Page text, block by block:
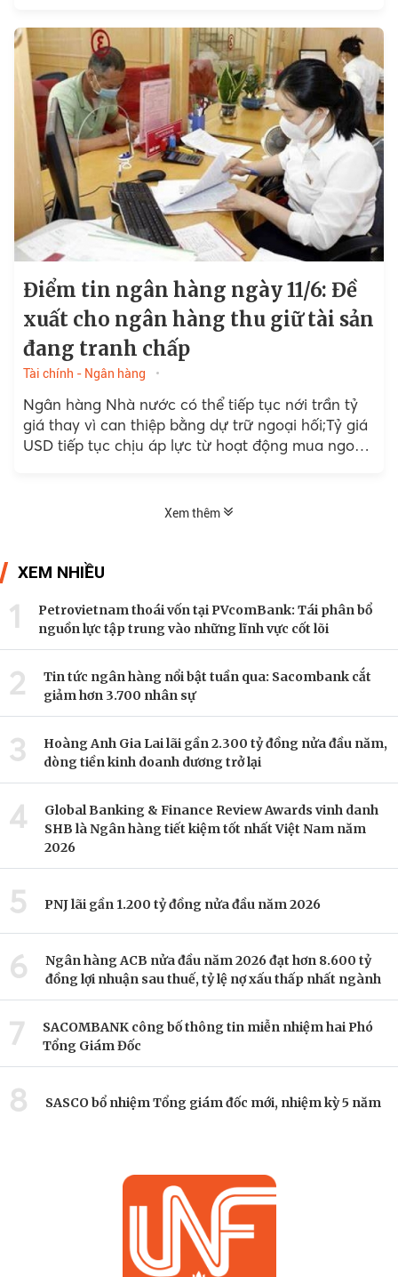
Điểm tin ngân hàng ngày 11/6: Đề
xuất cho ngân hàng thu giữ tài sản
đang tranh chấp
Tài chính - Ngân hàng
Ngân hàng Nhà nước có thể tiếp tục nới trần tỷ
giá thay vì can thiệp bằng dự trữ ngoại hối;Tỷ giá
USD tiếp tục chịu áp lực từ hoạt động mua ngoại
Xem thêm
XEM NHIỀU
1
Petrovietnam thoái vốn tại PVcomBank: Tái phân bổ
nguồn lực tập trung vào những lĩnh vực cốt lõi
2
Tin tức ngân hàng nổi bật tuần qua: Sacombank cắt
giảm hơn 3.700 nhân sự
3
Hoàng Anh Gia Lai lãi gần 2.300 tỷ đồng nửa đầu năm,
dòng tiền kinh doanh dương trở lại
4
Global Banking & Finance Review Awards vinh danh
SHB là Ngân hàng tiết kiệm tốt nhất Việt Nam năm
2026
5 PNJ lãi gần 1.200 tỷ đồng nửa đầu năm 2026
6
Ngân hàng ACB nửa đầu năm 2026 đạt hơn 8.600 tỷ
đồng lợi nhuận sau thuế, tỷ lệ nợ xấu thấp nhất ngành
7
SACOMBANK công bố thông tin miễn nhiệm hai Phó
Tổng Giám Đốc
8 SASCO bổ nhiệm Tổng giám đốc mới, nhiệm kỳ 5 năm